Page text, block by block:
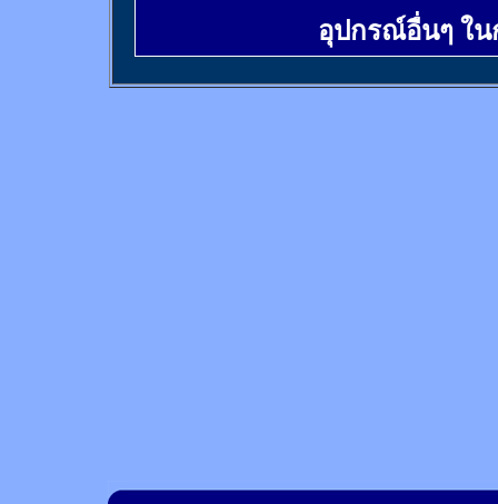
อุปกรณ์อื่นๆ ใ